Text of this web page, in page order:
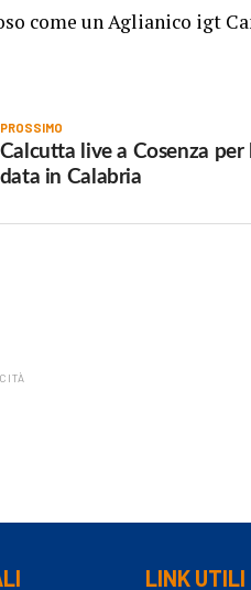
come un Aglianico igt
PROSSIMO
Calcutta live a Cosenza per
data in Calabria
LINK UTILI